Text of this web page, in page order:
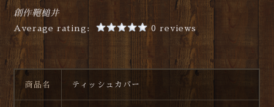
創作鞄槌井
Average rating:
0 reviews
商品名 ティッシュカバー